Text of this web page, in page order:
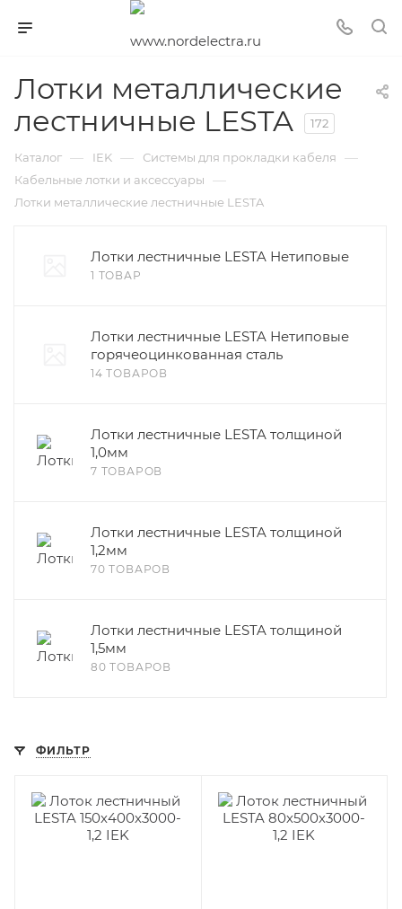
Лотки металлические
лестничные LESTA
172
Каталог — IEK — Системы для прокладки кабеля —
Кабельные лотки и аксессуары —
Лотки металлические лестничные LESTA
Лотки лестничные LESTA Нетиповые
1 ТОВАР
Лотки лестничные LESTA Нетиповые
горячеоцинкованная сталь
14 ТОВАРОВ
Лотки лестничные LESTA толщиной
1,0мм
7 ТОВАРОВ
Лотки лестничные LESTA толщиной
1,2мм
70 ТОВАРОВ
Лотки лестничные LESTA толщиной
1,5мм
80 ТОВАРОВ
ФИЛЬТР